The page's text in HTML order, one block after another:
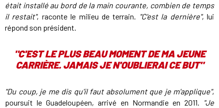
était installé au bord de la main courante, combien de temps
il restait", raconte le milieu de terrain. "C'est la dernière", lui
répond son président.
"C'EST LE PLUS BEAU MOMENT DE MA JEUNE
CARRIÈRE. JAMAIS JE N'OUBLIERAI CE BUT"
"Du coup, je me dis qu'il faut absolument que je m'applique",
poursuit le Guadeloupéen, arrivé en Normandie en 2011. "Je